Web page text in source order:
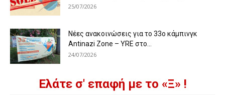
25/07/2026
Νέες ανακοινώσεις για το 33ο κάμπινγκ
Antinazi Zone – YRE στο...
24/07/2026
Ελάτε σ' επαφή με το «Ξ» !